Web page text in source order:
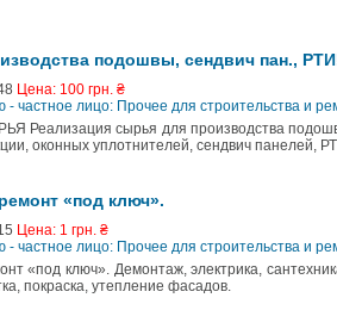
подошвы, сендвич пан.,
Цена: 100 грн. ₴
- частное лицо: Прочее для строительства и
Реализация сырья для производства
оконных уплотнителей, сендвич панелей,
«под ключ».
Цена: 1 грн. ₴
- частное лицо: Прочее для строительства и
«под ключ». Демонтаж, электрика,
покраска, утепление фасадов.